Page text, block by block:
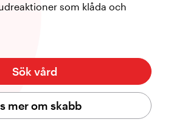
som klåda och
mer om skabb
Sök vård